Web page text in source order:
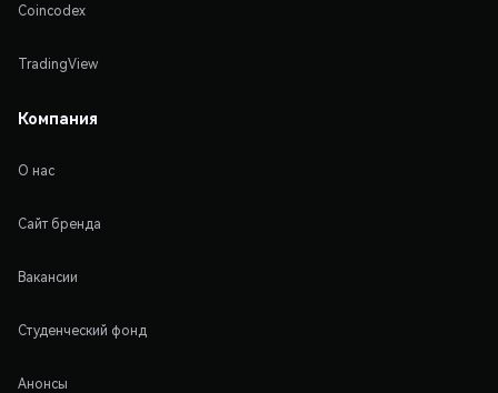
Coincodex
TradingView
Компания
О нас
Сайт бренда
Вакансии
Студенческий фонд
Анонсы